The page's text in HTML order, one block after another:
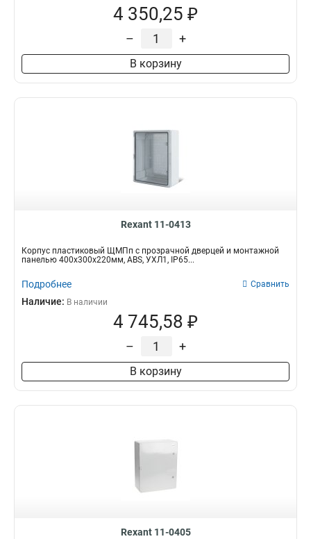
4 350,25 ₽
– +
В корзину
Rexant 11-0413
Корпус пластиковый ЩМПп с прозрачной дверцей и монтажной
панелью 400х300х220мм, ABS, УХЛ1, IP65...
Подробнее Сравнить
Наличие: В наличии
4 745,58 ₽
– +
В корзину
Rexant 11-0405